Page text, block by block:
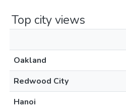
Top city views
Oakland
Redwood City
Hanoi